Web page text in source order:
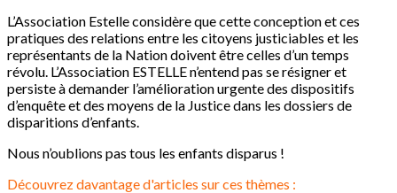
L’Association Estelle considère que cette conception et ces
pratiques des relations entre les citoyens justiciables et les
représentants de la Nation doivent être celles d’un temps
révolu. L’Association ESTELLE n’entend pas se résigner et
persiste à demander l’amélioration urgente des dispositifs
d’enquête et des moyens de la Justice dans les dossiers de
disparitions d’enfants.
Nous n’oublions pas tous les enfants disparus !
Découvrez davantage d'articles sur ces thèmes :